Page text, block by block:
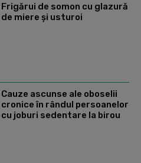
Frigărui de somon cu glazură
de miere și usturoi
Cauze ascunse ale oboselii
cronice în rândul persoanelor
cu joburi sedentare la birou